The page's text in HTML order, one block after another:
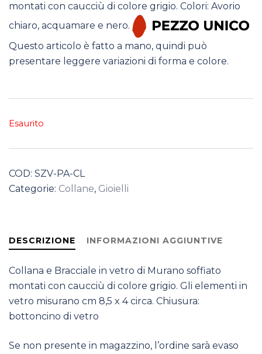
montati con caucciù di colore grigio. Colori: Avorio
chiaro, acquamare e nero.
Questo articolo è fatto a mano, quindi può
presentare leggere variazioni di forma e colore.
Esaurito
COD: SZV-PA-CL
Categorie: Collane, Gioielli
DESCRIZIONE INFORMAZIONI AGGIUNTIVE
Collana e Bracciale in vetro di Murano soffiato
montati con caucciù di colore grigio. Gli elementi in
vetro misurano cm 8,5 x 4 circa. Chiusura:
bottoncino di vetro
Se non presente in magazzino, l’ordine sarà evaso